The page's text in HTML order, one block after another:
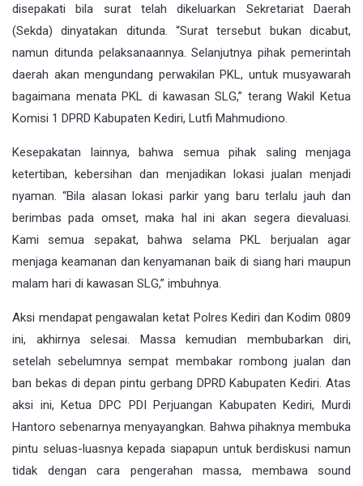
disepakati bila surat telah dikeluarkan Sekretariat Daerah
(Sekda) dinyatakan ditunda. “Surat tersebut bukan dicabut,
namun ditunda pelaksanaannya. Selanjutnya pihak pemerintah
daerah akan mengundang perwakilan PKL, untuk musyawarah
bagaimana menata PKL di kawasan SLG,” terang Wakil Ketua
Komisi 1 DPRD Kabupaten Kediri, Lutfi Mahmudiono.
Kesepakatan lainnya, bahwa semua pihak saling menjaga
ketertiban, kebersihan dan menjadikan lokasi jualan menjadi
nyaman. “Bila alasan lokasi parkir yang baru terlalu jauh dan
berimbas pada omset, maka hal ini akan segera dievaluasi.
Kami semua sepakat, bahwa selama PKL berjualan agar
menjaga keamanan dan kenyamanan baik di siang hari maupun
malam hari di kawasan SLG,” imbuhnya.
Aksi mendapat pengawalan ketat Polres Kediri dan Kodim 0809
ini, akhirnya selesai. Massa kemudian membubarkan diri,
setelah sebelumnya sempat membakar rombong jualan dan
ban bekas di depan pintu gerbang DPRD Kabupaten Kediri. Atas
aksi ini, Ketua DPC PDI Perjuangan Kabupaten Kediri, Murdi
Hantoro sebenarnya menyayangkan. Bahwa pihaknya membuka
pintu seluas-luasnya kepada siapapun untuk berdiskusi namun
tidak dengan cara pengerahan massa, membawa sound